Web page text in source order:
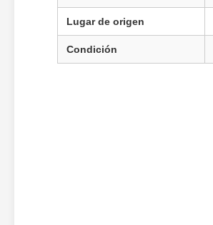
Lugar de origen
Condición